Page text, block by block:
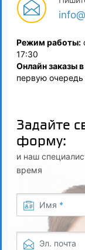
Нормативно-
Аттестованные
измерений.
и изложению
Средства
Режим работы:
17:30
Онлайн заказы
первую
Задайте
форму:
и наш
время
Имя *
Эл. почта